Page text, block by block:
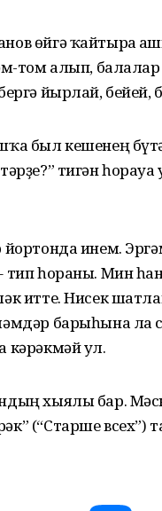
өйгә ҡайтырға
том алып,
йырлай, бейей,
был кешенең
тигән
йортонда инем.
тип һораны. Мин
итте. Нисек
барыһына ла
кәрәкмәй ул.
хыялы бар.
(“Старше